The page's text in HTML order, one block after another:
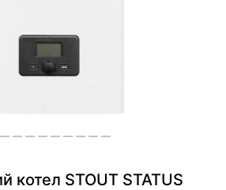
котел STOUT STATUS